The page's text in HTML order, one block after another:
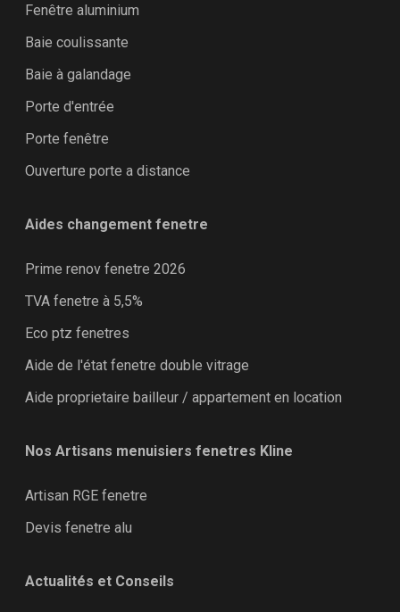
Fenêtre aluminium
Baie coulissante
Baie à galandage
Porte d'entrée
Porte fenêtre
Ouverture porte a distance
Aides changement fenetre
Prime renov fenetre 2026
TVA fenetre à 5,5%
Eco ptz fenetres
Aide de l'état fenetre double vitrage
Aide proprietaire bailleur / appartement en location
Nos Artisans menuisiers fenetres Kline
Artisan RGE fenetre
Devis fenetre alu
Actualités et Conseils